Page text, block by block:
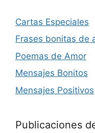
Cartas Especiales
Frases bonitas de
Poemas de Amor
Mensajes Bonitos
Mensajes Positivos
Publicaciones